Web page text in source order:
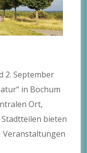
2. September
in Bochum
Ort,
bieten
Veranstaltungen